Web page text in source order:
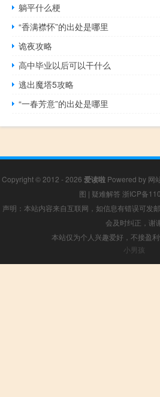
躺平什么梗
“香满襟怀”的出处是哪里
诡夜攻略
高中毕业以后可以干什么
逃出魔塔5攻略
“一春芳意”的出处是哪里
Copyright © 2012 - 2026 爱读啦 Powered by 网
图 | 疑难解答 浙ICP备
声明：本站内容来自互联网，如信息有错误可发
会及时纠正，谢
本站仅为个人兴趣爱好，不接盈
小男孩